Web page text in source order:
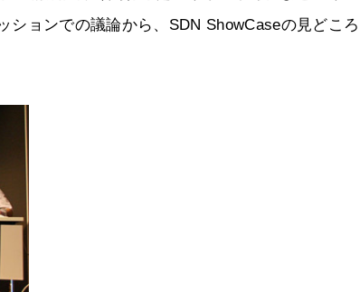
ョンでの議論から、SDN ShowCaseの見どころ